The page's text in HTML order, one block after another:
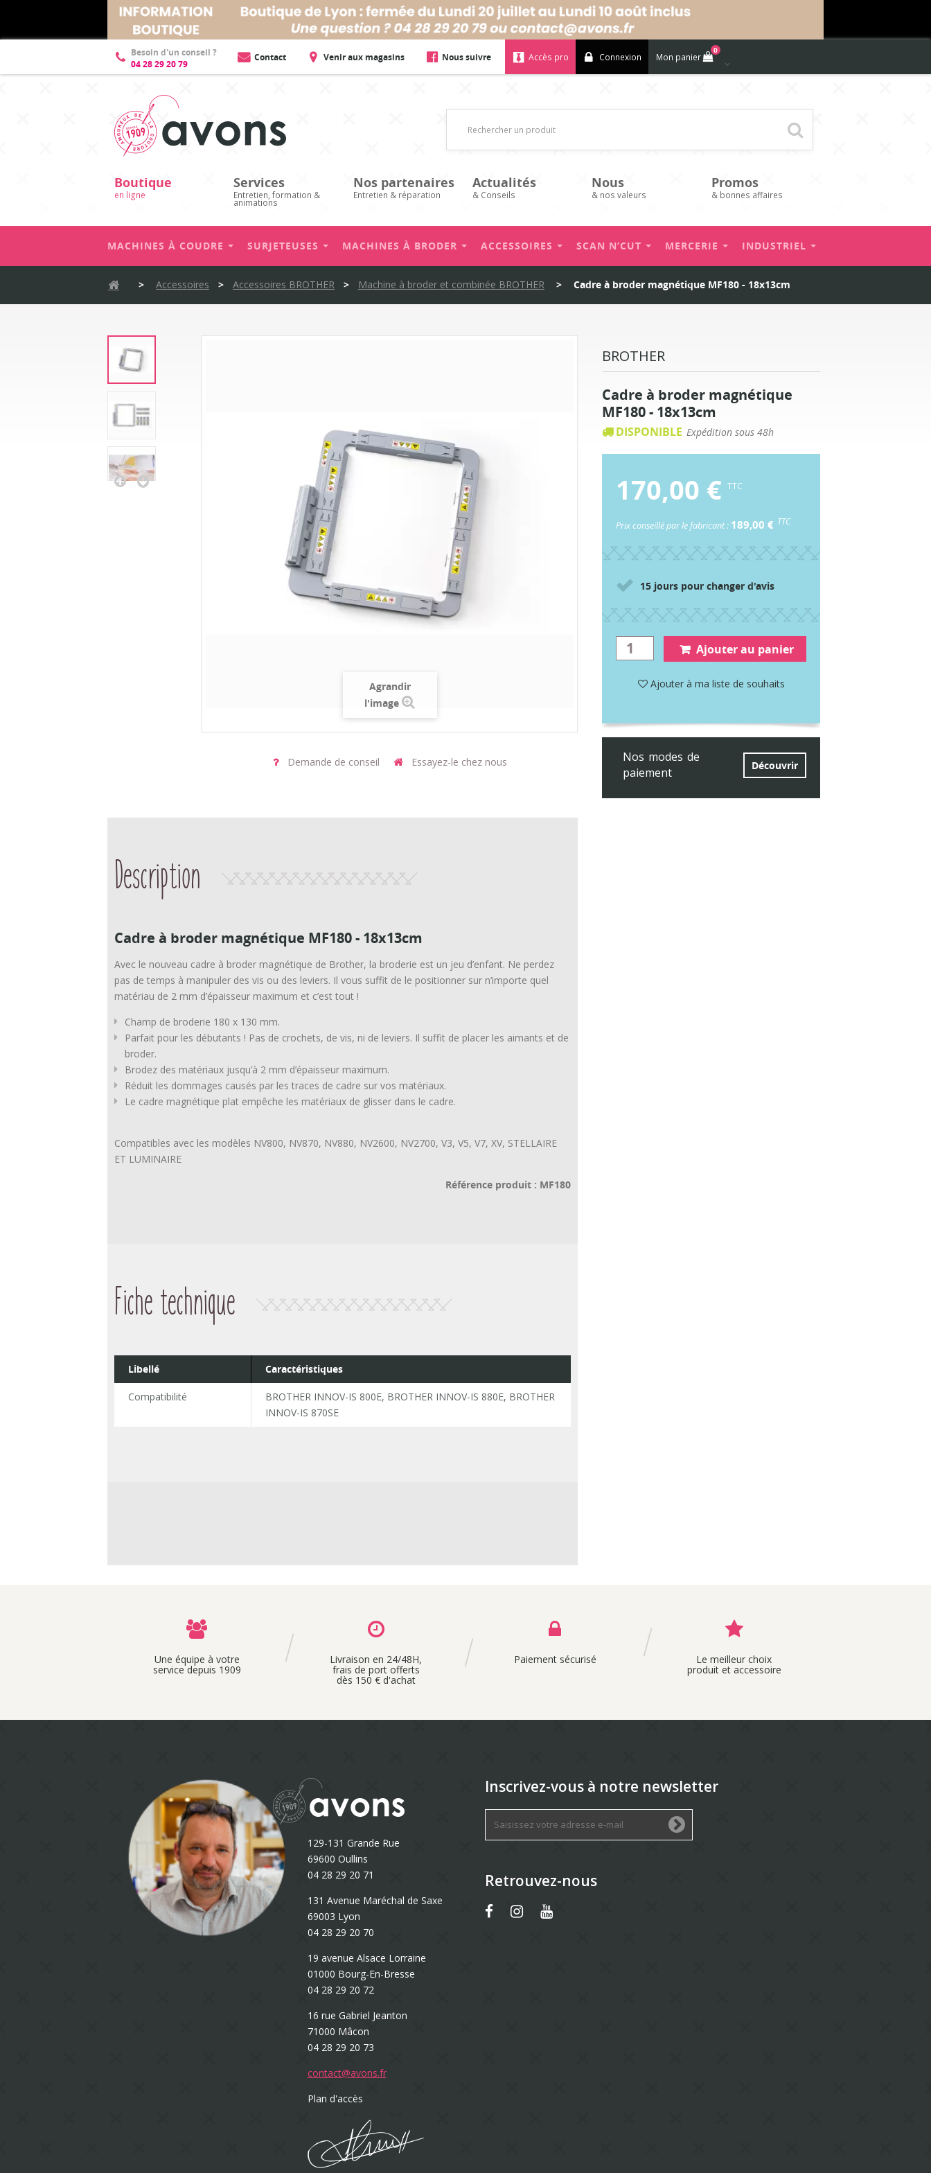
Besoin d'un conseil ?
04 28 29 20 79
Contact Venir aux magasins Nous suivre Accès pro Connexion Mon panier
0
Boutique
en ligne
Services
Entretien, formation &
animations
Nos partenaires
Entretien & réparation
Actualités
& Conseils
Nous
& nos valeurs
Promos
& bonnes affaires
MACHINES À COUDRE SURJETEUSES MACHINES À BRODER ACCESSOIRES SCAN N’CUT MERCERIE INDUSTRIEL
> Accessoires > Accessoires BROTHER > Machine à broder et combinée BROTHER > Cadre à broder magnétique MF180 - 18x13cm
Agrandir
l'image
Demande de conseil Essayez-le chez nous
Description Fiche technique
Description
Cadre à broder magnétique MF180 - 18x13cm
Avec le nouveau cadre à broder magnétique de Brother, la broderie est un jeu d’enfant. Ne perdez
pas de temps à manipuler des vis ou des leviers. Il vous suffit de le positionner sur n’importe quel
matériau de 2 mm d’épaisseur maximum et c’est tout !
Champ de broderie 180 x 130 mm.
Parfait pour les débutants ! Pas de crochets, de vis, ni de leviers. Il suffit de placer les aimants et de
broder.
Brodez des matériaux jusqu’à 2 mm d’épaisseur maximum.
Réduit les dommages causés par les traces de cadre sur vos matériaux.
Le cadre magnétique plat empêche les matériaux de glisser dans le cadre.
Compatibles avec les modèles NV800, NV870, NV880, NV2600, NV2700, V3, V5, V7, XV, STELLAIRE
ET LUMINAIRE
Référence produit : MF180
Fiche technique
Libellé Caractéristiques
Compatibilité
BROTHER INNOV-IS 800E, BROTHER INNOV-IS 880E, BROTHER
INNOV-IS 870SE
BROTHER
Cadre à broder magnétique
MF180 - 18x13cm
DISPONIBLE Expédition sous 48h
170,00 € TTC
Prix conseillé par le fabricant : 189,00 € TTC
15 jours pour changer d'avis
Ajouter au panier
Ajouter à ma liste de souhaits
Nos modes de
paiement
Découvrir
Une équipe à votre
service depuis 1909
Livraison en 24/48H,
frais de port offerts
dès 150 € d'achat
Paiement sécurisé Le meilleur choix
produit et accessoire
129-131 Grande Rue
69600 Oullins
04 28 29 20 71
131 Avenue Maréchal de Saxe
69003 Lyon
04 28 29 20 70
19 avenue Alsace Lorraine
01000 Bourg-En-Bresse
04 28 29 20 72
16 rue Gabriel Jeanton
71000 Mâcon
04 28 29 20 73
contact@avons.fr
Plan d'accès
Inscrivez-vous à notre newsletter
Retrouvez-nous